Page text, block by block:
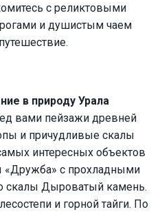
с реликтовыми
и душистым чаем
в природу Урала
вами пейзажи древней
и причудливые скалы
интересных объектов
«Дружба» с прохладными
скалы Дыроватый камень.
и горной тайги. По